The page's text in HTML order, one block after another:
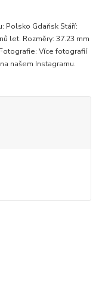
Polsko Gdaňsk Stáří:
let. Rozměry: 37.23 mm
Více fotografií
našem Instagramu.